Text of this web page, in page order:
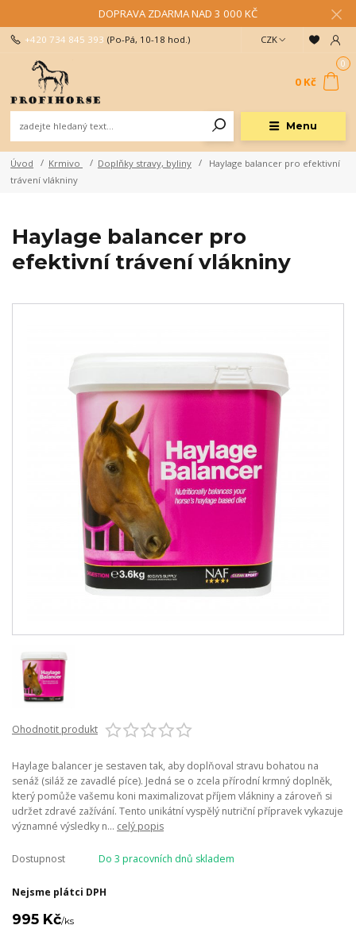
DOPRAVA ZDARMA NAD 3 000 KČ
Menu
CZK
+420 734 845 393 (Po-Pá, 10-18 hod.)
0
0 Kč
Úvod Krmivo Doplňky stravy, byliny
Haylage balancer pro efektivní
trávení vlákniny
Haylage balancer pro
efektivní trávení vlákniny
Ohodnotit produkt
Haylage balancer je sestaven tak, aby doplňoval stravu bohatou na
senáž (siláž ze zavadlé píce). Jedná se o zcela přírodní krmný doplněk,
který pomůže vašemu koni maximalizovat příjem vlákniny a zároveň si
udržet zdravé zažívání. Tento unikátní vyspělý nutriční přípravek vykazuje
významné výsledky n... celý popis
Dostupnost Do 3 pracovních dnů skladem
Nejsme plátci DPH
995 Kč/ks